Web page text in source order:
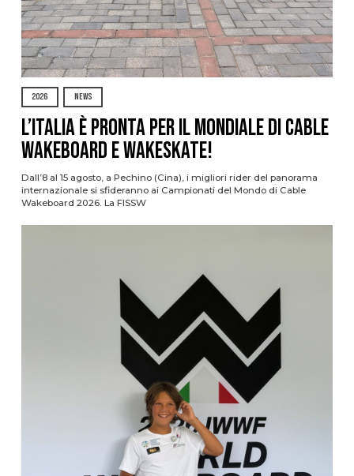
2026 NEWS
L’Italia è pronta per il Mondiale di Cable
Wakeboard e Wakeskate!
Dall’8 al 15 agosto, a Pechino (Cina), i migliori rider del panorama
internazionale si sfideranno ai Campionati del Mondo di Cable
Wakeboard 2026. La FISSW